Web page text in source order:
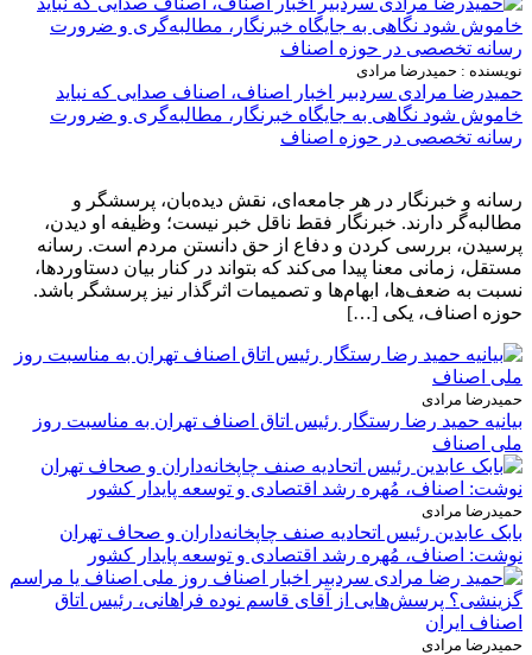
نویسنده : حمیدرضا مرادی
حمیدرضا مرادی سردبیر اخبار اصناف، اصناف صدایی که نباید
خاموش شود نگاهی به جایگاه خبرنگار، مطالبه‌گری و ضرورت
رسانه تخصصی در حوزه اصناف
رسانه و خبرنگار در هر جامعه‌ای، نقش دیده‌بان، پرسشگر و
مطالبه‌گر دارند. خبرنگار فقط ناقل خبر نیست؛ وظیفه او دیدن،
پرسیدن، بررسی کردن و دفاع از حق دانستن مردم است. رسانه
مستقل، زمانی معنا پیدا می‌کند که بتواند در کنار بیان دستاوردها،
نسبت به ضعف‌ها، ابهام‌ها و تصمیمات اثرگذار نیز پرسشگر باشد.
حوزه اصناف، یکی […]
حمیدرضا مرادی
بیانیه حمید رضا رستگار رئیس اتاق اصناف تهران به مناسبت روز
ملی اصناف
حمیدرضا مرادی
بابک عابدین رئیس اتحادیه صنف چاپخانه‌داران و صحاف تهران
نوشت: اصناف، مُهره رشد اقتصادی و توسعه پایدار کشور
حمیدرضا مرادی